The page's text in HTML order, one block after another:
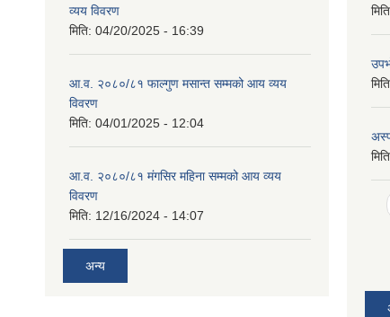
व्यय विवरण
मिति: 04/20/2025 - 16:39
आ.व. २०८०/८१ फाल्गुण मसान्त सम्मको आय व्यय
विवरण
मिति: 04/01/2025 - 12:04
आ.व. २०८०/८१ मंगसिर महिना सम्मको आय व्यय
विवरण
मिति: 12/16/2024 - 14:07
अन्य